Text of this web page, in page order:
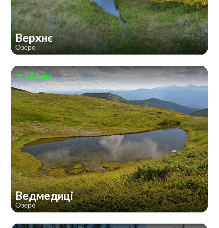
Верхнє
Озеро
172 км
Ведмедиці
Озеро